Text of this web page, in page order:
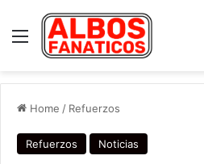
Menu
Home / Refuerzos
Refuerzos Noticias